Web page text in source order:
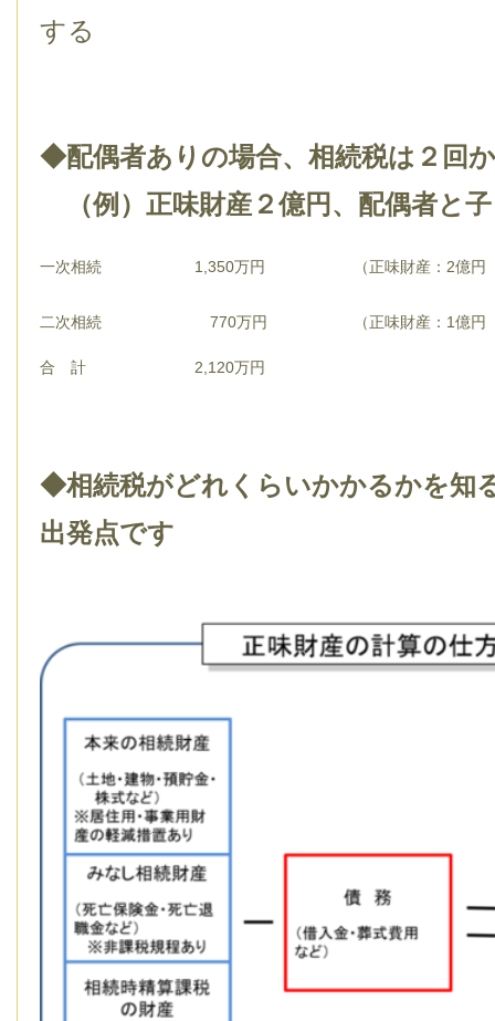
する
◆配偶者ありの場合、相続税は２回
（例）正味財産２億円、配偶者と
一次相続 1,350万円 （正味財産：2億
二次相続 770万円 （正味財産
合 計 2,120万円
◆相続税がどれくらいかかるかを知
出発点です